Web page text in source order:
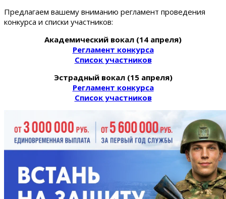
Предлагаем вашему вниманию регламент проведения
конкурса и списки участников:
Академический вокал (14 апреля)
Регламент конкурса
Список участников
Эстрадный вокал (15 апреля)
Регламент конкурса
Список участников